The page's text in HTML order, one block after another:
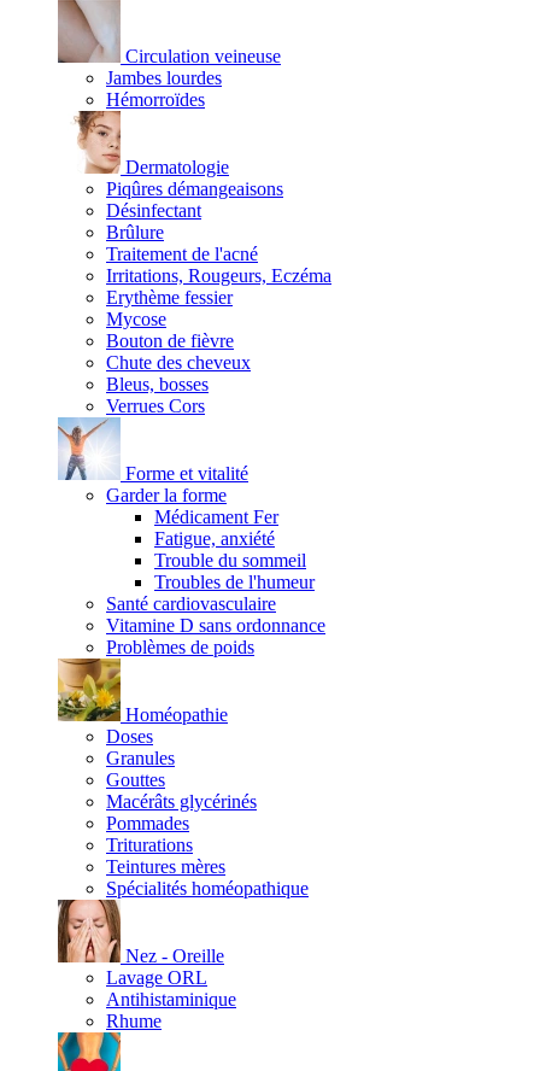
Circulation veineuse
Jambes lourdes
Hémorroïdes
Dermatologie
Piqûres démangeaisons
Désinfectant
Brûlure
Traitement de l'acné
Irritations, Rougeurs, Eczéma
Erythème fessier
Mycose
Bouton de fièvre
Chute des cheveux
Bleus, bosses
Verrues Cors
Forme et vitalité
Garder la forme
Médicament Fer
Fatigue, anxiété
Trouble du sommeil
Troubles de l'humeur
Santé cardiovasculaire
Vitamine D sans ordonnance
Problèmes de poids
Homéopathie
Doses
Granules
Gouttes
Macérâts glycérinés
Pommades
Triturations
Teintures mères
Spécialités homéopathique
Nez - Oreille
Lavage ORL
Antihistaminique
Rhume